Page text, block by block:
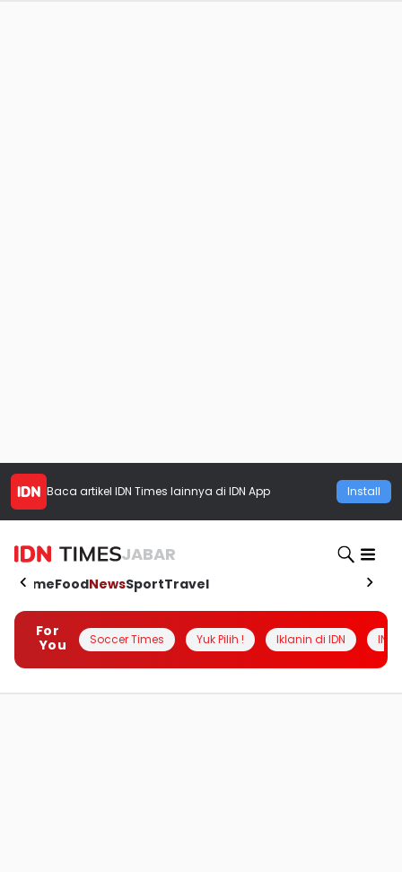
Baca artikel IDN Times lainnya di IDN App Install
JABAR
HomeFoodNewsSportTravel
For
You
Soccer Times Yuk Pilih ! Iklanin di IDN